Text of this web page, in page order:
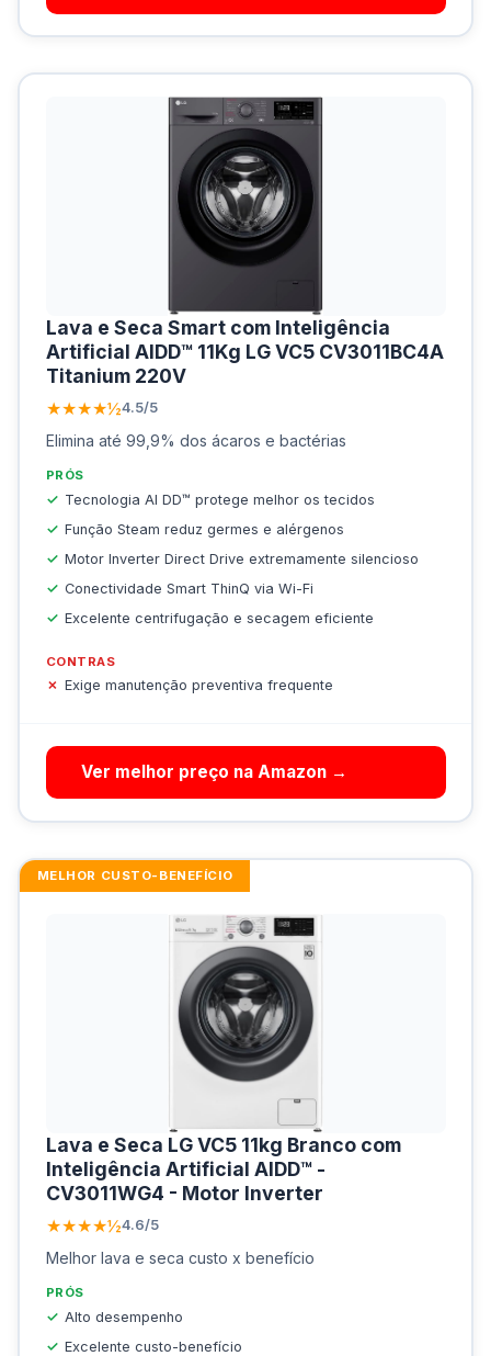
Lava e Seca Smart com Inteligência
Artificial AIDD™ 11Kg LG VC5 CV3011BC4A
Titanium 220V
★★★★½4.5/5
Elimina até 99,9% dos ácaros e bactérias
PRÓS
Tecnologia AI DD™ protege melhor os tecidos
Função Steam reduz germes e alérgenos
Motor Inverter Direct Drive extremamente silencioso
Conectividade Smart ThinQ via Wi-Fi
Excelente centrifugação e secagem eficiente
CONTRAS
Exige manutenção preventiva frequente
Ver melhor preço na Amazon →
MELHOR CUSTO-BENEFÍCIO
Lava e Seca LG VC5 11kg Branco com
Inteligência Artificial AIDD™ -
CV3011WG4 - Motor Inverter
★★★★½4.6/5
Melhor lava e seca custo x benefício
PRÓS
Alto desempenho
Excelente custo-benefício